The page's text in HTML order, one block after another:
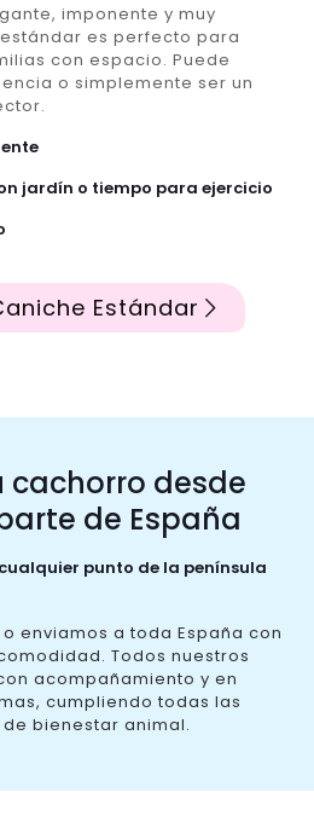
imponente y muy
es perfecto para
con espacio. Puede
o simplemente ser un
jardín o tiempo para ejercicio
Estándar
cachorro desde
de España
punto de la península
enviamos a toda España con
Todos nuestros
acompañamiento y en
cumpliendo todas las
bienestar animal.